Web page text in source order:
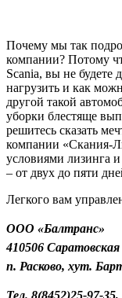
Почему мы так
компании? Потому
Scania, вы не
нагрузить и как
другой такой
уборки блестяще
решитесь сказать
компании «Скания-
условиями лизинга и
– от двух до пяти
Легкого вам
ООО «Балтранс»
410506 Саратовская
п. Расково, хут.